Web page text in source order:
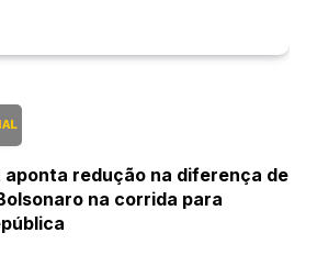
aponta redução na diferença de
na corrida para